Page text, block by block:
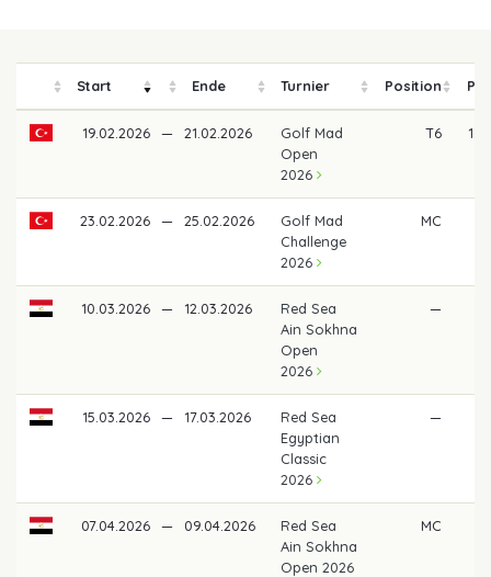
Start Ende Turnier Position
19.02.2026 — 21.02.2026
Golf Mad
Open
2026
T6
23.02.2026 — 25.02.2026
Golf Mad
Challenge
2026
MC
10.03.2026 — 12.03.2026
Red Sea
Ain Sokhna
Open
2026
—
15.03.2026 — 17.03.2026
Red Sea
Egyptian
Classic
2026
—
07.04.2026 — 09.04.2026
Red Sea
Ain Sokhna
Open 2026
MC